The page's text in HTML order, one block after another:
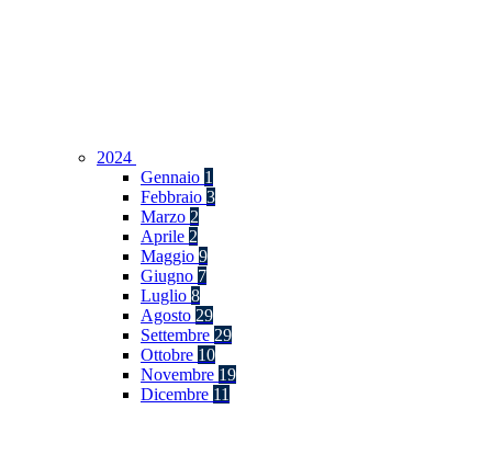
2024
Gennaio 1
Febbraio 3
Marzo 2
Aprile 2
Maggio 9
Giugno 7
Luglio 8
Agosto 29
Settembre 29
Ottobre 10
Novembre 19
Dicembre 11